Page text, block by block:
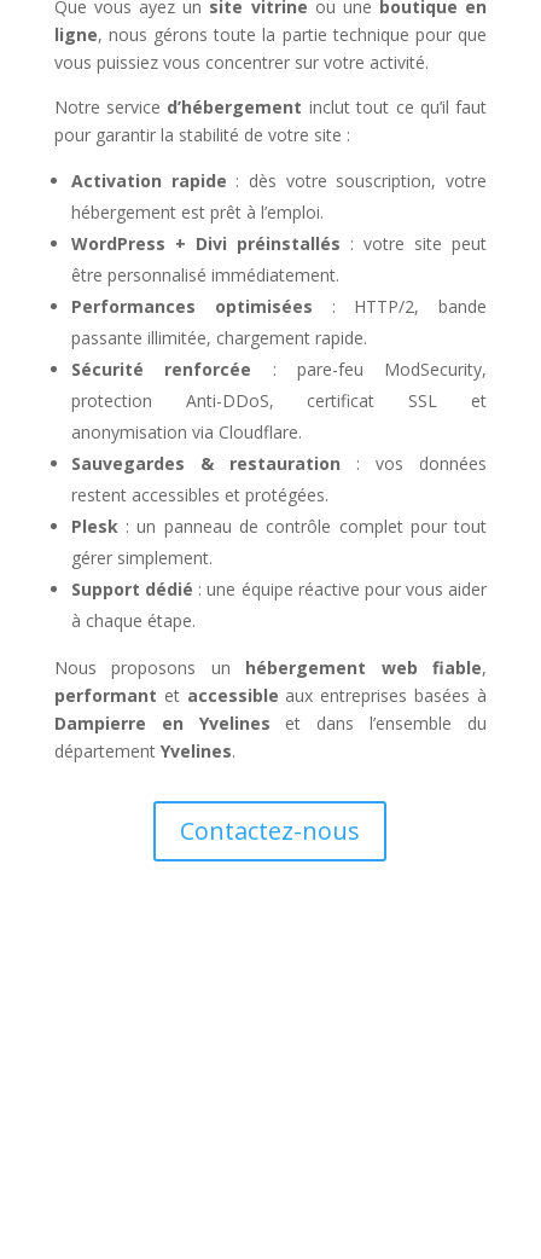
Que vous ayez un site vitrine ou une boutique en
ligne, nous gérons toute la partie technique pour que
vous puissiez vous concentrer sur votre activité.
Notre service d’hébergement inclut tout ce qu’il faut
pour garantir la stabilité de votre site :
Activation rapide : dès votre souscription, votre
hébergement est prêt à l’emploi.
WordPress + Divi préinstallés : votre site peut
être personnalisé immédiatement.
Performances optimisées : HTTP/2, bande
passante illimitée, chargement rapide.
Sécurité renforcée : pare-feu ModSecurity,
protection Anti-DDoS, certificat SSL et
anonymisation via Cloudflare.
Sauvegardes & restauration : vos données
restent accessibles et protégées.
Plesk: un panneau de contrôle complet pour tout
gérer simplement.
Support dédié : une équipe réactive pour vous aider
à chaque étape.
Nous proposons un hébergement web fiable,
performant et accessible aux entreprises basées à
Dampierre en Yvelines et dans l’ensemble du
département Yvelines.
Contactez-nous